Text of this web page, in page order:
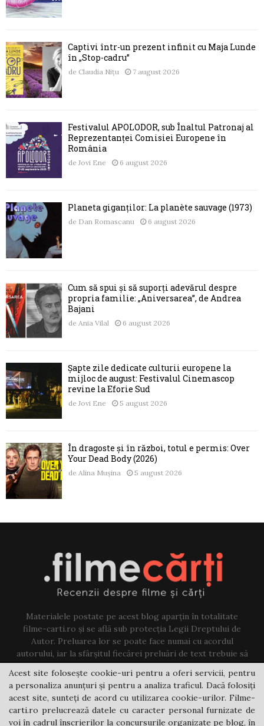
Captivi într-un prezent infinit cu Maja Lunde
în „Stop-cadru”
de Claudia Nițu 7 august 2026
Festivalul APOLODOR, sub Înaltul Patronaj al
Reprezentanței Comisiei Europene în
România
de Jovi Ene 6 august 2026
Planeta giganților: La planète sauvage (1973)
de Dan Romascanu 6 august 2026
Cum să spui și să suporți adevărul despre
propria familie: „Aniversarea”, de Andrea
Bajani
de Ania Vilal 6 august 2026
Șapte zile dedicate culturii europene la
mijloc de august: Festivalul Cinemascop
revine la Eforie Sud
de Jovi Ene 5 august 2026
În dragoste și în război, totul e permis: Over
Your Dead Body (2026)
de Alina Mușina 5 august 2026
Materialele postate pe acest blog aparțin în totalitate
filme-carti.ro și se află sub protecția Legii Dreptului de
Autor. Preluarea lor se poate face numai cu acordul
autorului, iar la sfârșitul fiecărei preluări de text trebuie să
existe un link către acest blog.
Contact us:jovi@filme-carti.ro
Acest site folosește cookie-uri pentru a oferi servicii, pentru
a personaliza anunțuri și pentru a analiza traficul. Dacă folosiți
acest site, sunteți de acord cu utilizarea cookie-urilor. Filme-
carti.ro prelucrează datele cu caracter personal furnizate de
voi în cadrul înscrierilor la concursurile organizate pe blog, în